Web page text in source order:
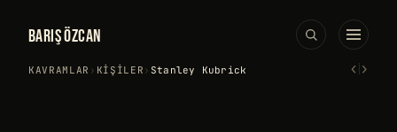
BARIŞ ÖZCAN
KAVRAMLAR › KIŞILER › Stanley Kubrick ‹›